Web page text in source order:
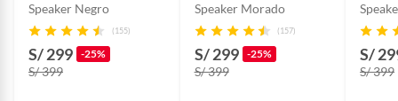
Speaker Negro
(155)
S/ 299 -25%
S/ 399
Speaker Morado
(157)
S/ 299 -25%
S/ 399
S/
S/ 399